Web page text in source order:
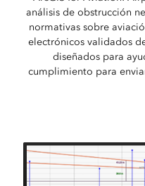
análisis de obstrucción
normativas sobre
electrónicos validados
diseñados para
cumplimiento para